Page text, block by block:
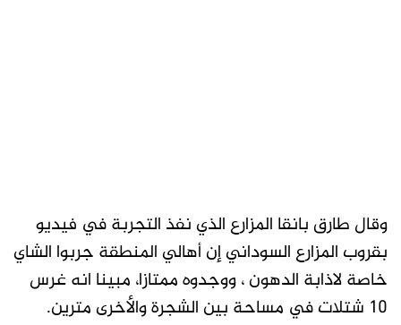
وقال طارق بانقا المزارع الذي نفذ التجربة في فيديو
بقروب المزارع السوداني إن أهالي المنطقة جربوا الشاي
خاصة لاذابة الدهون ، ووجدوه ممتازا، مبينا انه غرس
10 شتلات في مساحة بين الشجرة والأخرى مترين.